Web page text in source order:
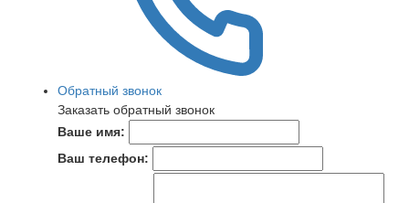
Обратный звонок
Заказать обратный звонок
Ваше имя:
Ваш телефон: